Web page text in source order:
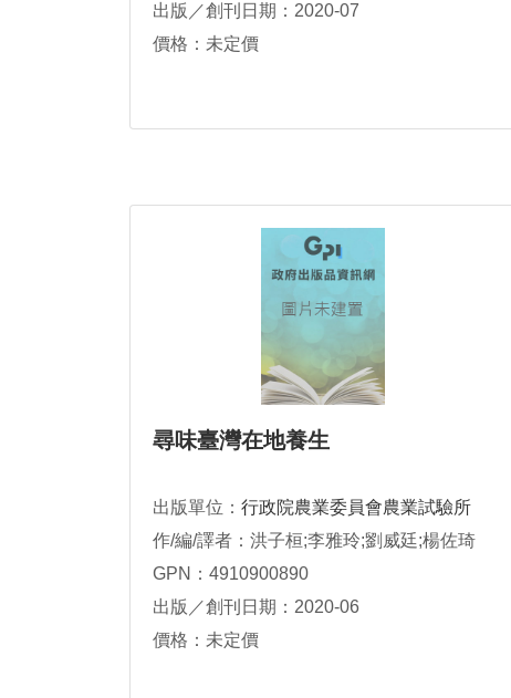
出版／創刊日期：2020-07
價格：未定價
尋味臺灣在地養生
出版單位： 行政院農業委員會農業試驗所
作/編/譯者：洪子桓;李雅玲;劉威廷;楊佐琦
GPN：4910900890
出版／創刊日期：2020-06
價格：未定價